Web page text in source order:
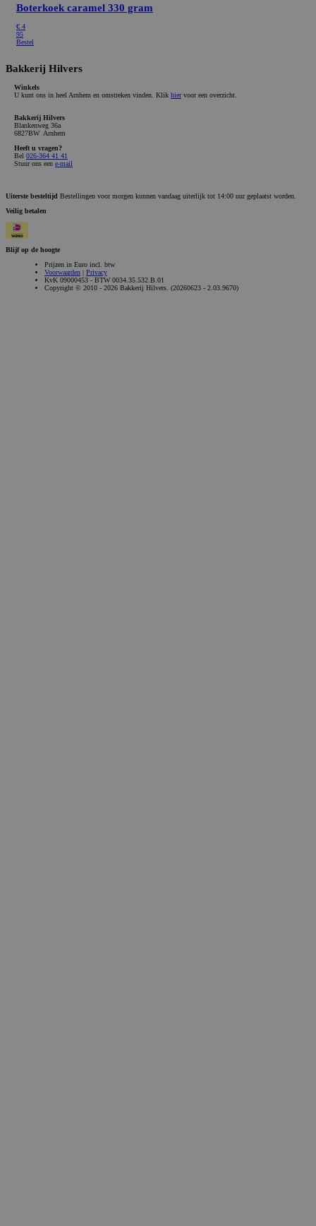
Boterkoek caramel 330 gram
€ 4
95
Bestel
Bakkerij Hilvers
Winkels
U kunt ons in heel Arnhem en omstreken vinden. Klik hiervoor een overzicht.
Bakkerij Hilvers
Blankenweg 36a
6827BW Arnhem
Heeft u vragen?
Bel 026-364 41 41
Stuur ons een e-mail
Uiterste besteltijd Bestellingen voor morgen kunnen vandaag uiterlijk tot 14:00 uur geplaatst worden.
Veilig betalen
Blijf op de hoogte
Prijzen in Euro incl. btw
Voorwaarden | Privacy
KvK 09000453 - BTW 0034.35.532.B.01
Copyright © 2010 - 2026 Bakkerij Hilvers. (20260623 - 2.03.9670)